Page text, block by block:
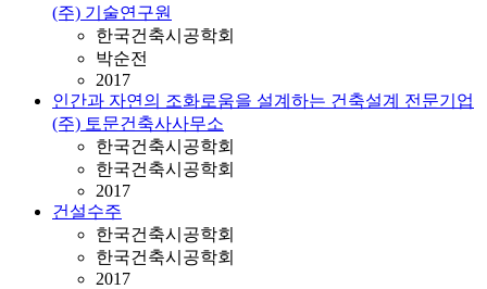
(주) 기술연구원
한국건축시공학회
박순전
2017
인간과 자연의 조화로움을 설계하는 건축설계 전문기업
(주) 토문건축사사무소
한국건축시공학회
한국건축시공학회
2017
건설수주
한국건축시공학회
한국건축시공학회
2017